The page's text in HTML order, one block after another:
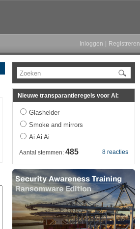
Inloggen Registreren
Zoeken
Nieuwe transparantieregels voor AI:
Glashelder
Smoke and mirrors
Ai Ai Ai
8 reacties
Aantal stemmen: 485